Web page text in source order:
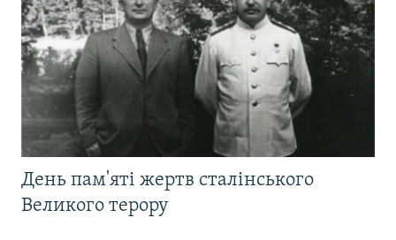
День пам'яті жертв сталінського
Великого терору